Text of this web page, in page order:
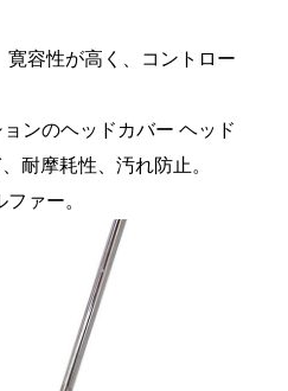
寛容性が高く、コントロー
ンのヘッドカバー ヘッド
耐摩耗性、汚れ防止。
ァー。